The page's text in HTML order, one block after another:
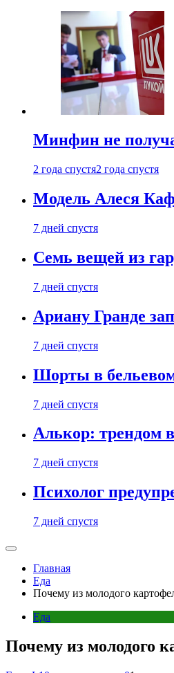
Минфин не
2 года спустя2 года спустя
Модель Алеся
7 дней спустя
Семь вещей из
7 дней спустя
Ариану Гранде
7 дней спустя
Шорты в
7 дней спустя
Алькор: трендом
7 дней спустя
Психолог
7 дней спустя
Главная
Еда
Почему из молодого
Еда
Почему из молодого